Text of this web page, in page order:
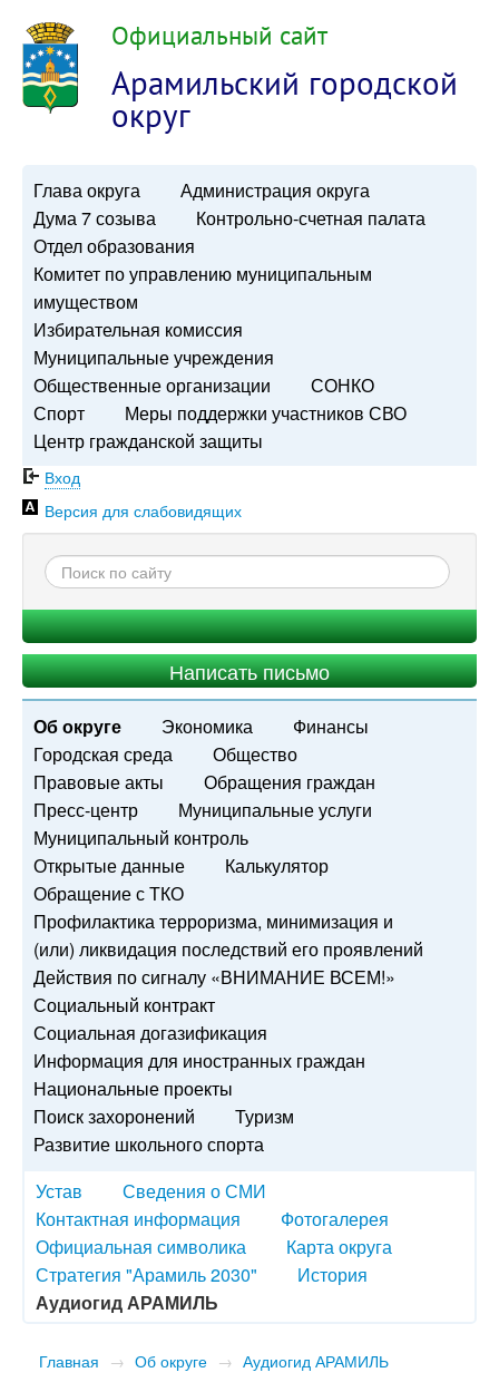
Официальный сайт
Арамильский городской
округ
Глава округа
Администрация округа
Дума 7 созыва
Контрольно-счетная палата
Отдел образования
Комитет по управлению муниципальным
имуществом
Избирательная комиссия
Муниципальные учреждения
Общественные организации
СОНКО
Спорт
Меры поддержки участников СВО
Центр гражданской защиты
Вход
Версия для слабовидящих
Написать письмо
Об округе Экономика
Финансы
Городская среда
Общество
Правовые акты
Обращения граждан
Пресс-центр
Муниципальные услуги
Муниципальный контроль
Открытые данные
Калькулятор
Обращение с ТКО
Профилактика терроризма, минимизация и
(или) ликвидация последствий его проявлений
Действия по сигналу «ВНИМАНИЕ ВСЕМ!»
Социальный контракт
Социальная догазификация
Информация для иностранных граждан
Национальные проекты
Поиск захоронений
Туризм
Развитие школьного спорта
Устав
Сведения о СМИ
Контактная информация
Фотогалерея
Официальная символика
Карта округа
Стратегия "Арамиль 2030"
История
Аудиогид АРАМИЛЬ
Главная → Об округе → Аудиогид АРАМИЛЬ